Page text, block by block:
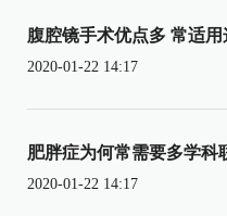
腹腔镜手术优点多 常适
2020-01-22 14:17
肥胖症为何常需要多学科
2020-01-22 14:17